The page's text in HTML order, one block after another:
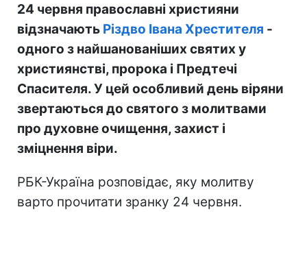
24 червня православні християни
відзначають Різдво Івана Хрестителя -
одного з найшанованіших святих у
християнстві, пророка і Предтечі
Спасителя. У цей особливий день віряни
звертаються до святого з молитвами
про духовне очищення, захист і
зміцнення віри.
РБК-Україна розповідає, яку молитву
варто прочитати зранку 24 червня.